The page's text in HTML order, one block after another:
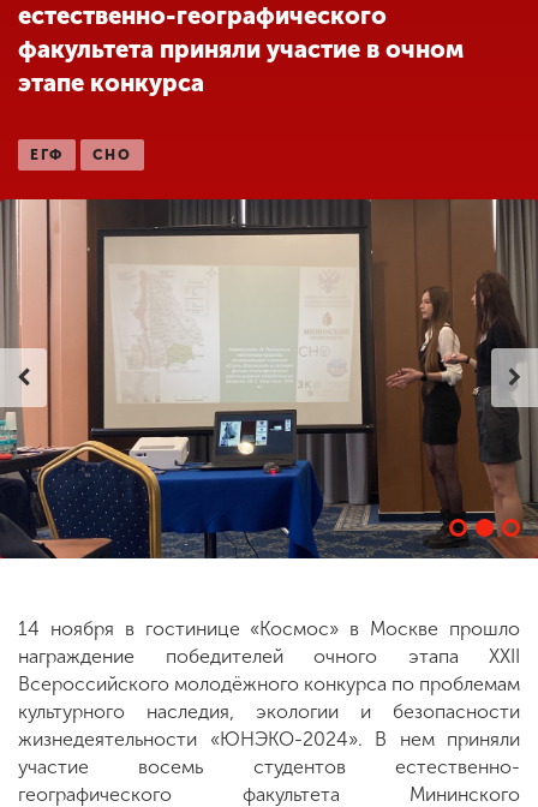
Другие виды
деятельности
Студенческая жизнь
Сведения об
образовательной
организации
SPN CHI
Приемная
комиссия
+7 (831) 262-26-20
естественно-географического
факультета приняли участие в очном
этапе конкурса
ЕГФ СНО
14 ноября в гостинице «Космос» в Москве прошло
награждение победителей очного этапа XXII
Всероссийского молодёжного конкурса по проблемам
культурного наследия, экологии и безопасности
жизнедеятельности «ЮНЭКО-2024». В нем приняли
участие восемь студентов естественно-
географического факультета Мининского